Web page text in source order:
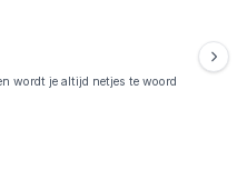
wordt je altijd netjes te woord